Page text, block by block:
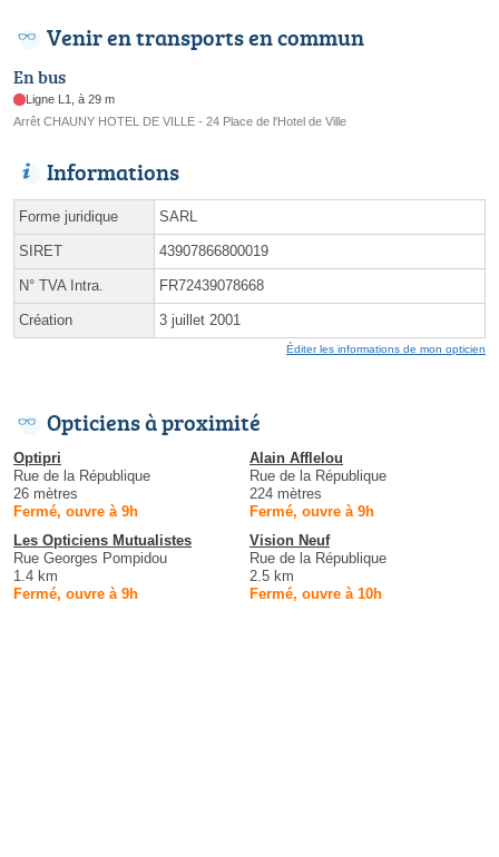
Venir en transports en commun
En bus
Ligne L1, à 29 m
Arrêt CHAUNY HOTEL DE VILLE - 24 Place de l'Hotel de Ville
Informations
Forme juridique SARL
SIRET 43907866800019
N° TVA Intra. FR72439078668
Création 3 juillet 2001
Éditer les informations de mon opticien
Opticiens à proximité
Optipri
Rue de la République
26 mètres
Fermé, ouvre à 9h
Alain Afflelou
Rue de la République
224 mètres
Fermé, ouvre à 9h
Les Opticiens Mutualistes
Rue Georges Pompidou
1.4 km
Fermé, ouvre à 9h
Vision Neuf
Rue de la République
2.5 km
Fermé, ouvre à 10h